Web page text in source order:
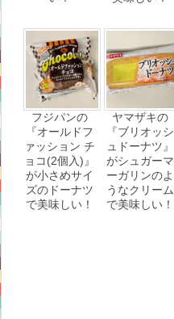
フジパンの
『オールドフ
ァッション チ
ョコ(2個入)』
が小さめサイ
ズのドーナツ
で美味しい！
ヤマザキの
『ブリオッシ
ュドーナツ』
がシュガーマ
ーガリンのよ
うなクリーム
で美味しい！